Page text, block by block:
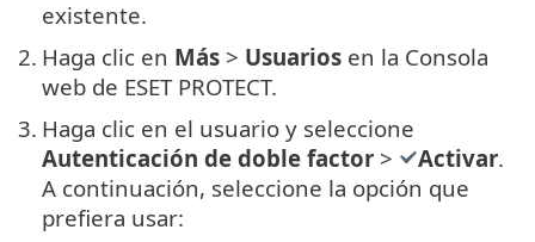
existente.
2. Haga clic en Más > Usuarios en la Consola
web de ESET PROTECT.
3. Haga clic en el usuario y seleccione
Autenticación de doble factor > Activar.
A continuación, seleccione la opción que
prefiera usar: